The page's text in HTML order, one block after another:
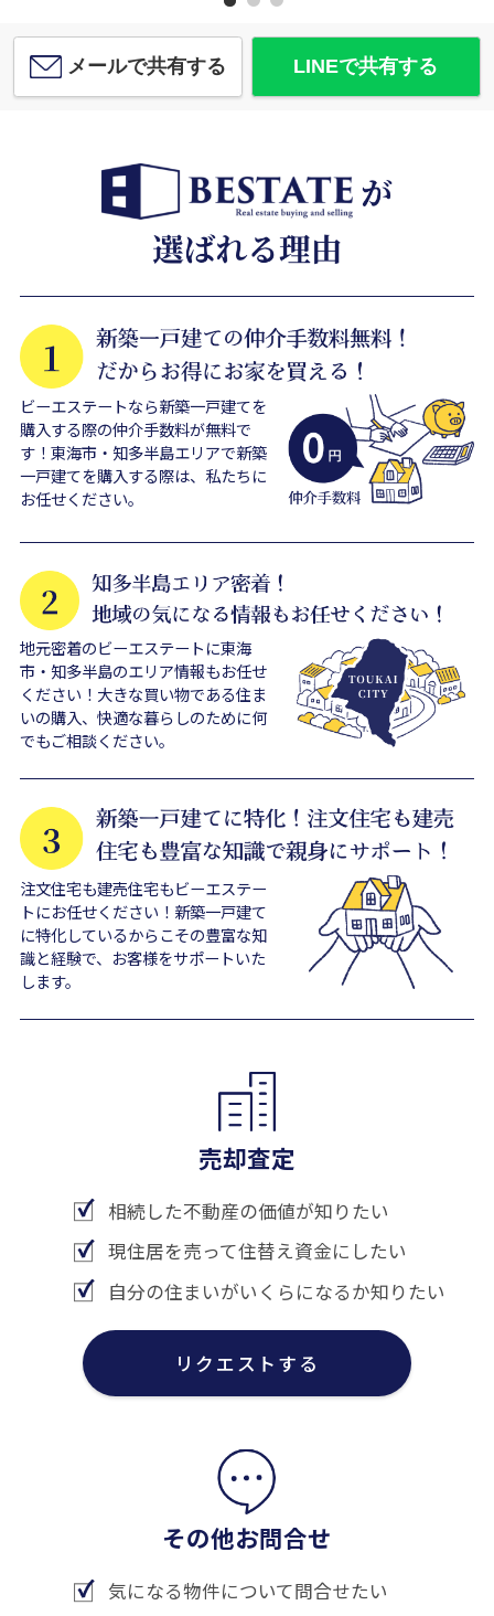
メールで共有する LINEで共有する
ビーエステートなら新築一戸建てを
購入する際の仲介手数料が無料で
す！東海市・知多半島エリアで新築
一戸建てを購入する際は、私たちに
お任せください。
地元密着のビーエステートに東海
市・知多半島のエリア情報もお任せ
ください！大きな買い物である住ま
いの購入、快適な暮らしのために何
でもご相談ください。
注文住宅も建売住宅もビーエステー
トにお任せください！新築一戸建て
に特化しているからこその豊富な知
識と経験で、お客様をサポートいた
します。
売却査定
相続した不動産の価値が知りたい
現住居を売って住替え資金にしたい
自分の住まいがいくらになるか知りたい
リクエストする
その他お問合せ
気になる物件について問合せたい